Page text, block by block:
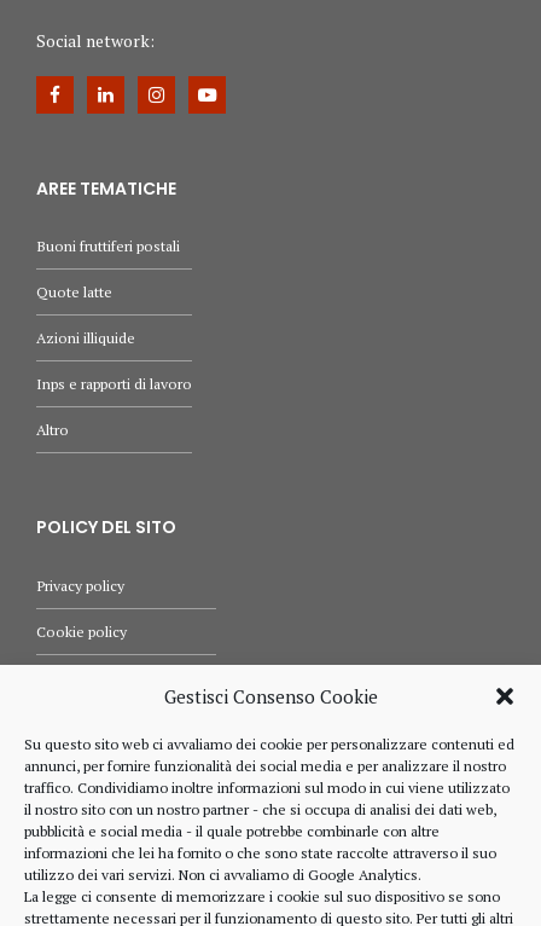
Gestisci Consenso Cookie
Su questo sito web ci avvaliamo dei cookie per personalizzare contenuti ed
annunci, per fornire funzionalità dei social media e per analizzare il nostro
traffico. Condividiamo inoltre informazioni sul modo in cui viene utilizzato
il nostro sito con un nostro partner - che si occupa di analisi dei dati web,
pubblicità e social media - il quale potrebbe combinarle con altre
informazioni che lei ha fornito o che sono state raccolte attraverso il suo
utilizzo dei vari servizi. Non ci avvaliamo di Google Analytics.
La legge ci consente di memorizzare i cookie sul suo dispositivo se sono
strettamente necessari per il funzionamento di questo sito. Per tutti gli altri
Social network:
AREE TEMATICHE
Buoni fruttiferi postali
Quote latte
Azioni illiquide
Inps e rapporti di lavoro
Altro
POLICY DEL SITO
Privacy policy
Cookie policy
Comunicazioni
RIFERIMENTI